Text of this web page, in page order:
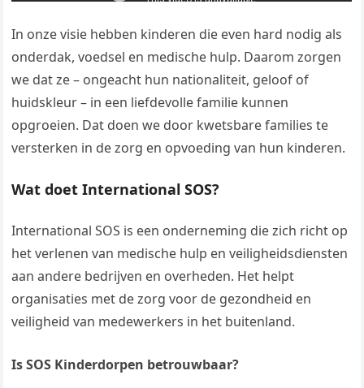
In onze visie hebben kinderen die even hard nodig als
onderdak, voedsel en medische hulp. Daarom zorgen
we dat ze – ongeacht hun nationaliteit, geloof of
huidskleur – in een liefdevolle familie kunnen
opgroeien. Dat doen we door kwetsbare families te
versterken in de zorg en opvoeding van hun kinderen.
Wat doet International SOS?
International SOS is een onderneming die zich richt op
het verlenen van medische hulp en veiligheidsdiensten
aan andere bedrijven en overheden. Het helpt
organisaties met de zorg voor de gezondheid en
veiligheid van medewerkers in het buitenland.
Is SOS Kinderdorpen betrouwbaar?